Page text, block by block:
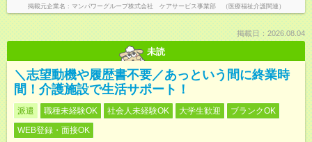
掲載元企業名 マンパワーグループ株式会社 ケアサービス事業部 （医療福祉介護関連）
掲載日：2026.08.04
未読
＼志望動機や履歴書不要／あっという間に終業時
間！介護施設で生活サポート！
派遣 職種未経験OK 社会人未経験OK 大学生歓迎
ブランクOK
WEB登録・面接OK